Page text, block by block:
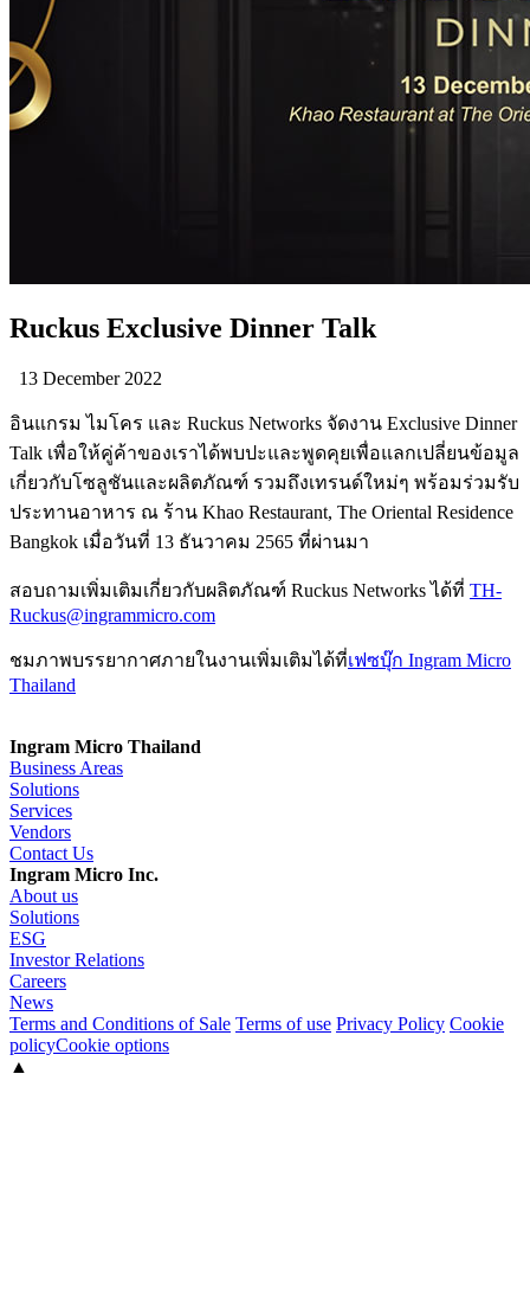
Ruckus Exclusive Dinner Talk
13 December 2022
อินแกรม ไมโคร และ Ruckus Networks จัดงาน Exclusive Dinner
Talk เพื่อให้คู่ค้าของเราได้พบปะและพูดคุยเพื่อแลกเปลี่ยนข้อมูล
เกี่ยวกับโซลูชันและผลิตภัณฑ์ รวมถึงเทรนด์ใหม่ๆ พร้อมร่วมรับ
ประทานอาหาร ณ ร้าน Khao Restaurant, The Oriental Residence
Bangkok เมื่อวันที่ 13 ธันวาคม 2565 ที่ผ่านมา
สอบถามเพิ่มเติมเกี่ยวกับผลิตภัณฑ์ Ruckus Networks ได้ที่ TH-
Ruckus@ingrammicro.com
ชมภาพบรรยากาศภายในงานเพิ่มเติมได้ที่เฟซบุ๊ก Ingram Micro
Thailand
Ingram Micro Thailand
Business Areas
Solutions
Services
Vendors
Contact Us
Ingram Micro Inc.
About us
Solutions
ESG
Investor Relations
Careers
News
Terms and Conditions of Sale Terms of use Privacy Policy Cookie
policyCookie options
▲